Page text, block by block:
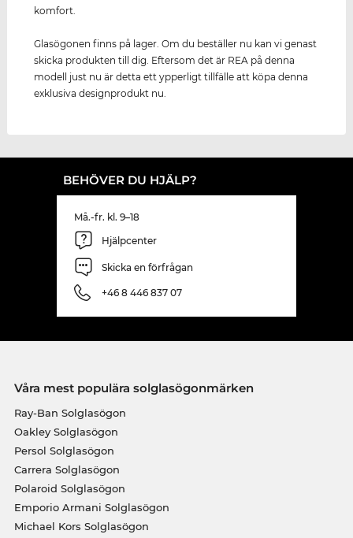
komfort.
Glasögonen finns på lager. Om du beställer nu kan vi genast
skicka produkten till dig. Eftersom det är REA på denna
modell just nu är detta ett ypperligt tillfälle att köpa denna
exklusiva designprodukt nu.
BEHÖVER DU HJÄLP?
Må.-fr. kl. 9–18
Hjälpcenter
Skicka en förfrågan
+46 8 446 837 07
Våra mest populära solglasögonmärken
Ray-Ban Solglasögon
Oakley Solglasögon
Persol Solglasögon
Carrera Solglasögon
Polaroid Solglasögon
Emporio Armani Solglasögon
Michael Kors Solglasögon